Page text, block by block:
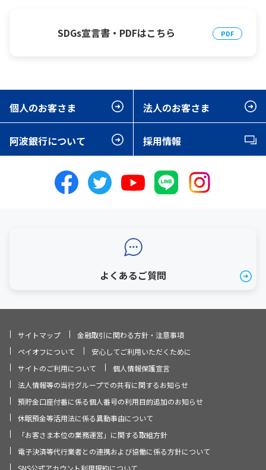
SDGs宣言書・PDFはこちら
個人のお客さま 法人のお客さま
阿波銀行について 採用情報
よくあるご質問
サイトマップ
金融取引に関わる方針・注意事項
ペイオフについて
安心してご利用いただくために
サイトのご利用について
個人情報保護宣言
法人情報等の当行グループでの共有に関するお知らせ
預貯金口座付番に係る個人番号の利用目的追加のお知らせ
休眠預金等活用法に係る異動事由について
「お客さま本位の業務運営」に関する取組方針
電子決済等代行業者との連携および協働に係る方針について
SNS公式アカウント利用規約について